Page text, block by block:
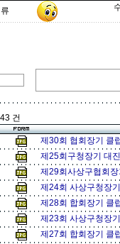
건
제30회 협회장기 클
제25회구청장기 대
제29회사상구협회
제24회 사상구청장
제28회 합회장기 클
제23회 사상구청장
제27회 합회장기 클